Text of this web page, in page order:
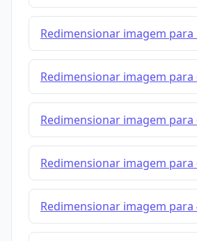
Redimensionar imagem para
Redimensionar imagem para
Redimensionar imagem para
Redimensionar imagem para
Redimensionar imagem para